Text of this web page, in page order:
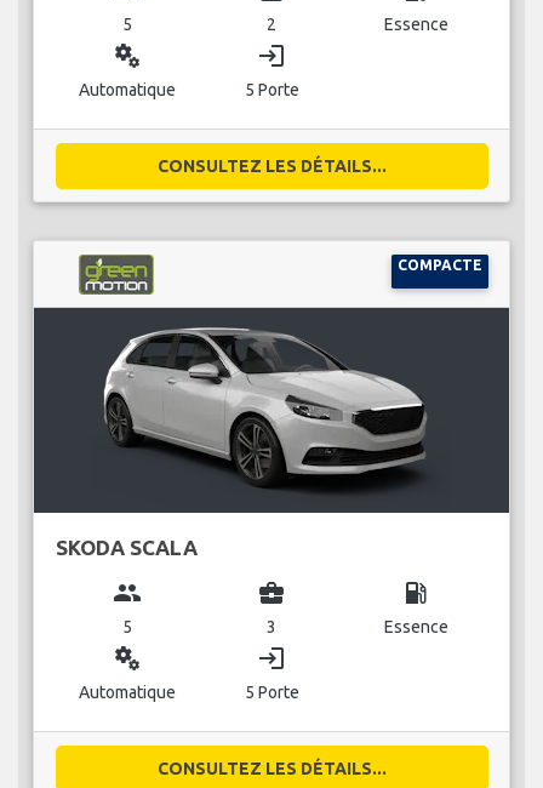
5 2 Essence
miscellaneous_services
Automatique
login
5 Porte
CONSULTEZ LES DÉTAILS...
COMPACTE
SKODA SCALA
group
5
business_center
3
local_gas_station
Essence
miscellaneous_services
Automatique
login
5 Porte
CONSULTEZ LES DÉTAILS...